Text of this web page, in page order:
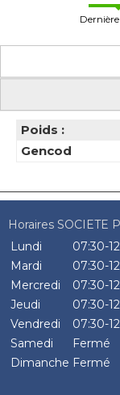
Poids :
Gencod
Horaires SOCIETE
Lundi
07:30-
Mardi
07:30-
Mercredi
07:30-
Jeudi
07:30-
Vendredi
07:30-
Samedi
Fermé
Dimanche Fermé